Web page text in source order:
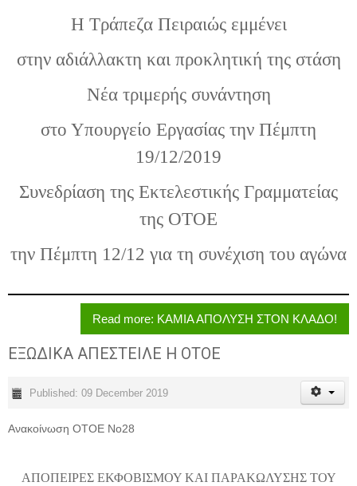
H Τράπεζα Πειραιώς εμμένει
στην αδιάλλακτη και προκλητική της στάση
Νέα τριμερής συνάντηση
στο Υπουργείο Εργασίας την Πέμπτη
19/12/2019
Συνεδρίαση της Εκτελεστικής Γραμματείας
της ΟΤΟΕ
την Πέμπτη 12/12 για τη συνέχιση του αγώνα
Read more: ΚΑΜΙΑ ΑΠΟΛΥΣΗ ΣΤΟΝ ΚΛΑΔΟ!
ΕΞΩΔΙΚΑ ΑΠΕΣΤΕΙΛΕ Η ΟΤΟΕ
Published: 09 December 2019
Ανακοίνωση ΟΤΟΕ Νο28
ΑΠΟΠΕΙΡΕΣ ΕΚΦΟΒΙΣΜΟΥ ΚΑΙ ΠΑΡΑΚΩΛΥΣΗΣ ΤΟΥ